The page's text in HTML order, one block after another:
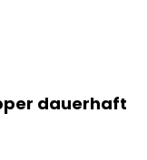
dauerhaft